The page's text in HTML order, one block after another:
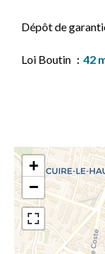
Dépôt de
Loi Boutin 42
+
−